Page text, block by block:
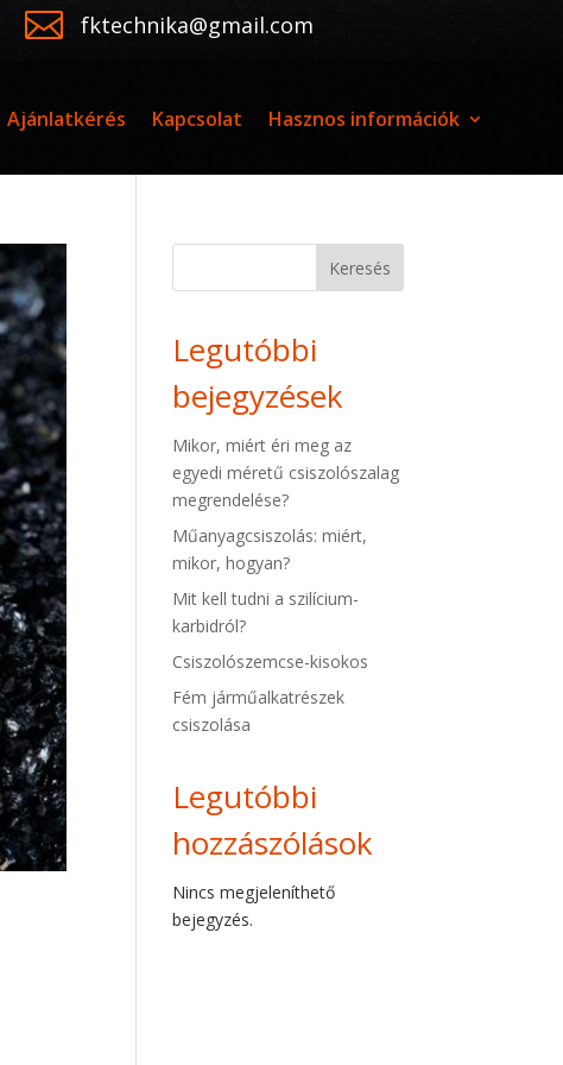
 fktechnika@gmail.com
Ajánlatkérés Kapcsolat Hasznos információk
Keresés
Legutóbbi
bejegyzések
Mikor, miért éri meg az
egyedi méretű csiszolószalag
megrendelése?
Műanyagcsiszolás: miért,
mikor, hogyan?
Mit kell tudni a szilícium-
karbidról?
Csiszolószemcse-kisokos
Fém járműalkatrészek
csiszolása
Legutóbbi
hozzászólások
Nincs megjeleníthető
bejegyzés.